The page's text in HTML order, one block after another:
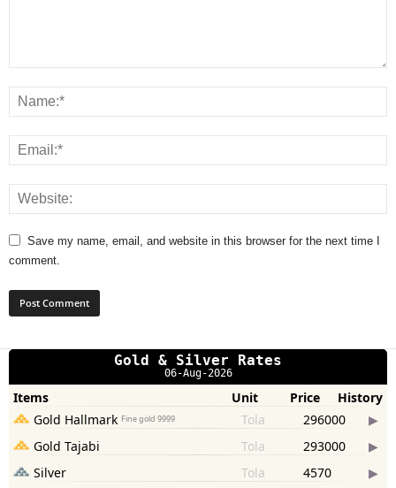
Save my name, email, and website in this browser for the next time I
comment.